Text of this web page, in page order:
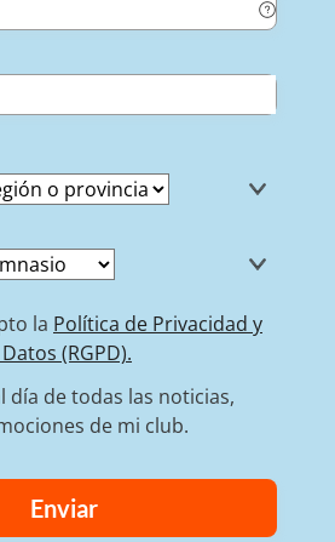
la Política de Privacidad y
(RGPD).
día de todas las noticias,
de mi club.